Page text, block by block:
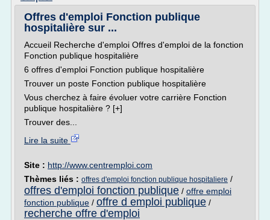
Offres d'emploi Fonction publique
hospitalière sur ...
Accueil Recherche d'emploi Offres d'emploi de la fonction
Fonction publique hospitalière
6 offres d'emploi Fonction publique hospitalière
Trouver un poste Fonction publique hospitalière
Vous cherchez à faire évoluer votre carrière Fonction
publique hospitalière ? [+]
Trouver des...
Lire la suite
Site : http://www.centremploi.com
Thèmes liés : offres d'emploi fonction publique hospitaliere /
offres d'emploi fonction publique / offre emploi
fonction publique / offre d emploi publique /
recherche offre d'emploi